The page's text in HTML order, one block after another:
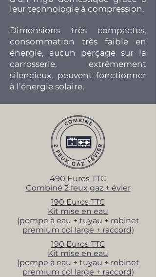
leur technologie à compression.
Dimensions très compactes,
consommation très faible en
énergie, aucun perçage sur la
carrosserie, extrêmement
silencieux, peuvent fonctionner
à l’énergie solaire.
490 Euros TTC
Combiné 2 feux gaz + évier
190 Euros TTC
Kit mise en eau
(pompe à eau + tuyau + robinet
premium col large + raccord)
190 Euros TTC
Kit mise en eau
(pompe à eau + tuyau + robinet
premium col large + raccord)